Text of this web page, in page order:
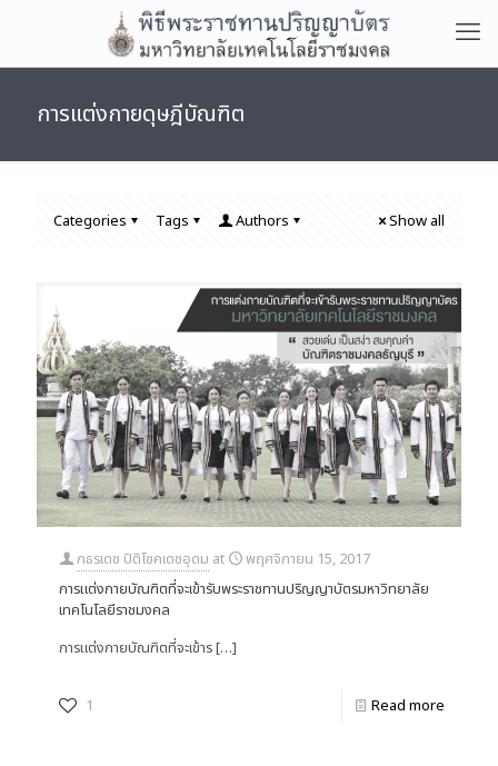
การแต่งกายดุษฎีบัณฑิต
Categories Tags Authors Show all
ภธรเดช ปิติโชคเดชอุดม at
พฤศจิกายน 15, 2017
การแต่งกายบัณฑิตที่จะเข้ารับพระราชทานปริญญาบัตรมหาวิทยาลัย
เทคโนโลยีราชมงคล
การแต่งกายบัณฑิตที่จะเข้าร[…]
1 Read more